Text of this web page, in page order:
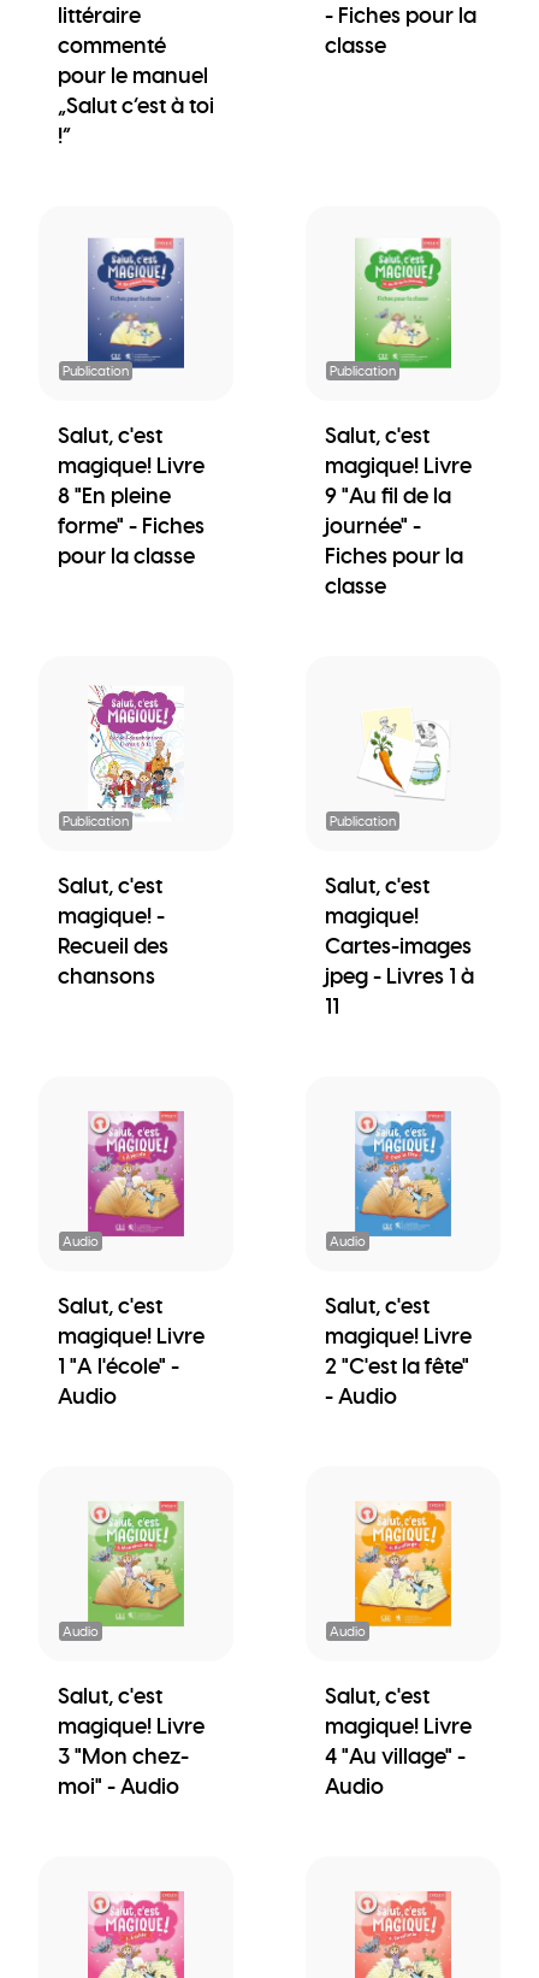
littéraire
commenté
pour le manuel
„Salut c’est à toi
!“
- Fiches pour la
classe
Publication
Salut, c'est
magique! Livre
8 "En pleine
forme" - Fiches
pour la classe
Publication
Salut, c'est
magique! Livre
9 "Au fil de la
journée" -
Fiches pour la
classe
Publication
Salut, c'est
magique! -
Recueil des
chansons
Publication
Salut, c'est
magique!
Cartes-images
jpeg - Livres 1 à
11
Audio
Salut, c'est
magique! Livre
1 "A l'école" -
Audio
Audio
Salut, c'est
magique! Livre
2 "C'est la fête"
- Audio
Audio
Salut, c'est
magique! Livre
3 "Mon chez-
moi" - Audio
Audio
Salut, c'est
magique! Livre
4 "Au village" -
Audio